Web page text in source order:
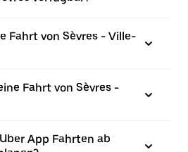
Fahrt von Sèvres - Ville-
Fahrt von Sèvres -
App Fahrten ab